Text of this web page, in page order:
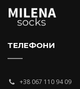
ТЕЛЕФОНИ
+38 067 110 94 09